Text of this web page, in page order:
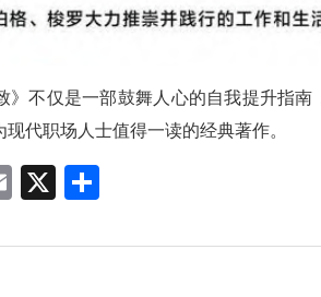
》不仅是一部鼓舞人心的自我提升指
代职场人士值得一读的经典著作。
Email
X